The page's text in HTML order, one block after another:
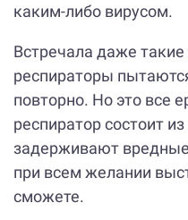
каким-либо вирусом.
Встречала даже такие
респираторы
повторно. Но это все
респиратор состоит
задерживают
при всем желании
сможете.